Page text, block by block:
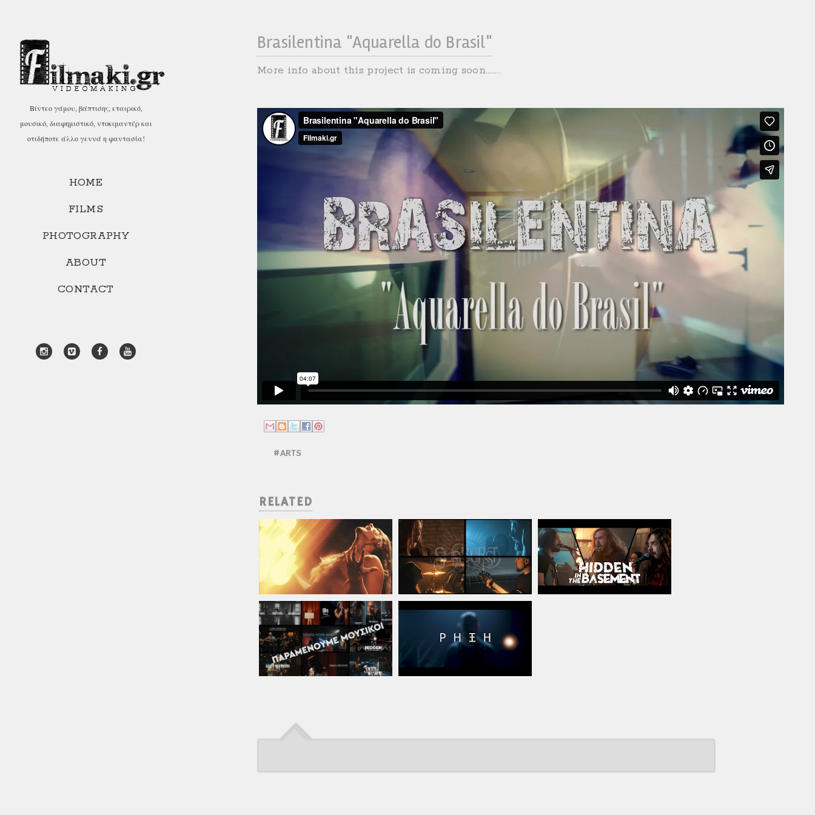
Βίντεο γάμου, βάπτισης, εταιρικό,
μουσικό, διαφημιστικό, ντοκιμαντέρ και
οτιδήποτε άλλο γεννά η φαντασία!
HOME
FILMS
PHOTOGRAPHY
ABOUT
CONTACT
Brasilentina "Aquarella do Brasil"
More info about this project is coming soon……..
#ARTS
RELATED